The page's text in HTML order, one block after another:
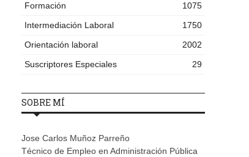
Formación
1075
Intermediación Laboral
1750
Orientación laboral
2002
Suscriptores Especiales
29
SOBRE MÍ
Jose Carlos Muñoz Parreño
Técnico de Empleo en Administración Pública